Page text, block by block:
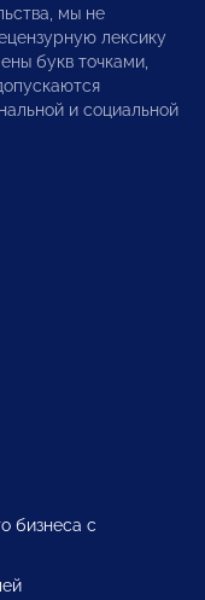
мы не
лексику
букв точками,
и социальной
бизнеса с